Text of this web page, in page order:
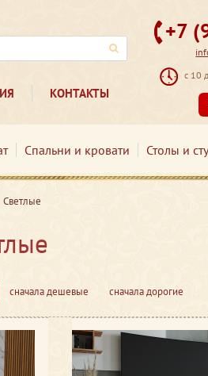
КОНТАКТЫ
+7
с 10
Спальни и кровати Столы и
Светлые
сначала дешевые сначала дорогие